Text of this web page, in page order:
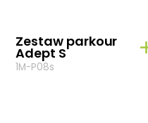
Zestaw parkour
Adept S
1M-P08s